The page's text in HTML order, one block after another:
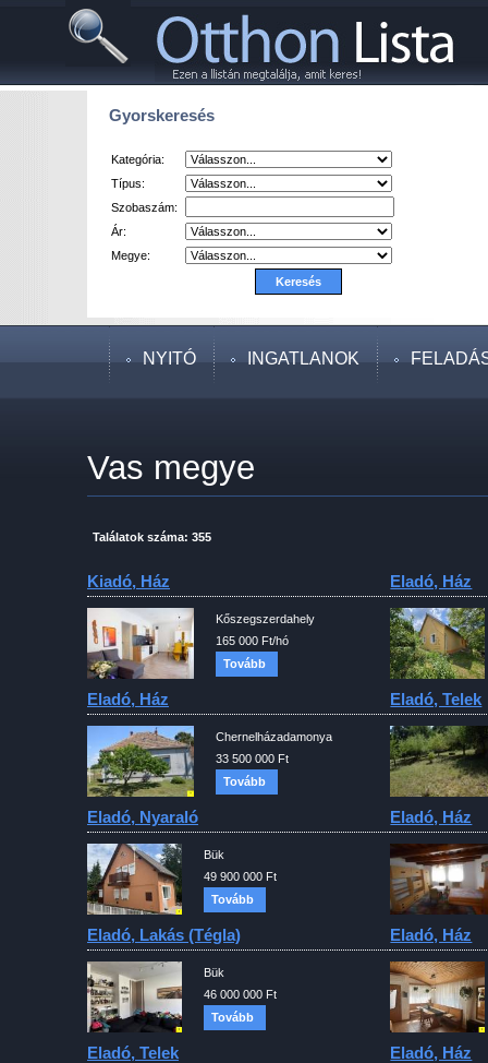
Gyorskeresés
Kategória:
Típus:
Szobaszám:
Ár:
Megye:
NYITÓ INGATLANOK
Vas megye
Találatok száma: 355
Kiadó, Ház
Kőszegszerdahely
165 000 Ft/hó
Tovább
Eladó, Ház
Eladó, Ház
Chernelházadamonya
33 500 000 Ft
Tovább
Eladó, Telek
Eladó, Nyaraló
Bük
49 900 000 Ft
Tovább
Eladó, Ház
Eladó, Lakás (tégla)
Bük
46 000 000 Ft
Tovább
Eladó, Ház
Eladó, Telek Eladó, Ház